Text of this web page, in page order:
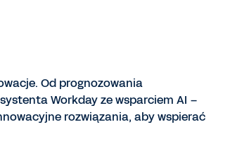
Od prognozowania
Workday ze wsparciem AI –
rozwiązania, aby wspierać